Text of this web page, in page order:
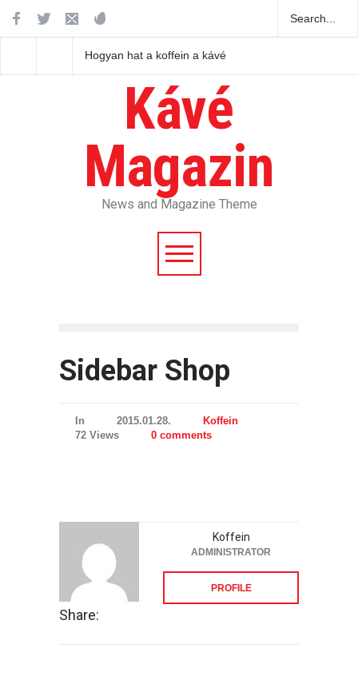
Hogyan hat a koffein a kávé
Kávé
Magazin
News and Magazine Theme
Sidebar Shop
In 2015.01.28.
Koffein
72 Views
0 comments
Koffein
ADMINISTRATOR
PROFILE
Share: